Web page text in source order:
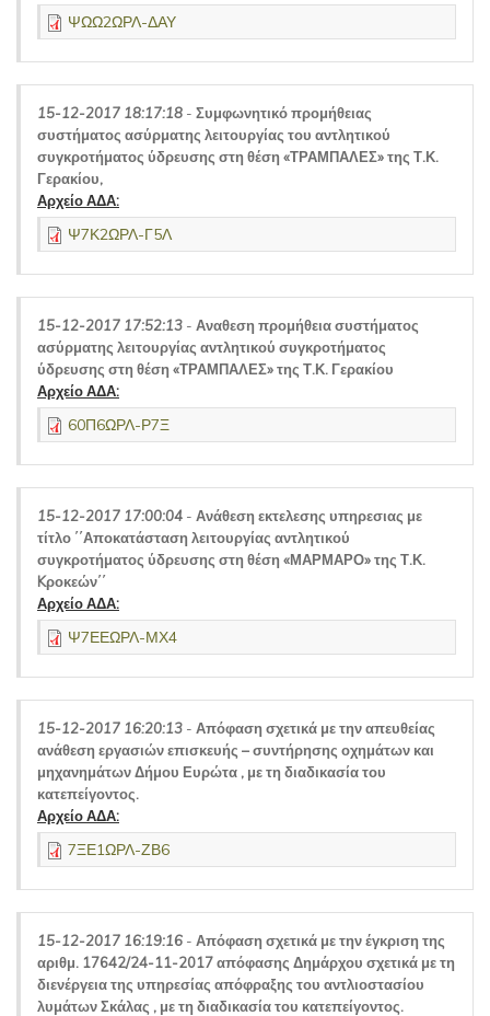
ΨΩΩ2ΩΡΛ-ΔΑΥ
15-12-2017 18:17:18 - Συμφωνητικό προμήθειας
συστήματος ασύρματης λειτουργίας του αντλητικού
συγκροτήματος ύδρευσης στη θέση «ΤΡΑΜΠΑΛΕΣ» της Τ.Κ.
Γερακίου,
Αρχείο ΑΔΑ:
Ψ7Κ2ΩΡΛ-Γ5Λ
15-12-2017 17:52:13 - Αναθεση προμήθεια συστήματος
ασύρματης λειτουργίας αντλητικού συγκροτήματος
ύδρευσης στη θέση «ΤΡΑΜΠΑΛΕΣ» της Τ.Κ. Γερακίου
Αρχείο ΑΔΑ:
60Π6ΩΡΛ-Ρ7Ξ
15-12-2017 17:00:04 - Ανάθεση εκτελεσης υπηρεσιας με
τίτλο ΄΄Αποκατάσταση λειτουργίας αντλητικού
συγκροτήματος ύδρευσης στη θέση «ΜΑΡΜΑΡΟ» της Τ.Κ.
Kροκεών΄΄
Αρχείο ΑΔΑ:
Ψ7ΕΕΩΡΛ-ΜΧ4
15-12-2017 16:20:13 - Απόφαση σχετικά με την απευθείας
ανάθεση εργασιών επισκευής – συντήρησης οχημάτων και
μηχανημάτων Δήμου Ευρώτα , με τη διαδικασία του
κατεπείγοντος.
Αρχείο ΑΔΑ:
7ΞΕ1ΩΡΛ-ΖΒ6
15-12-2017 16:19:16 - Απόφαση σχετικά με την έγκριση της
αριθμ. 17642/24-11-2017 απόφασης Δημάρχου σχετικά με τη
διενέργεια της υπηρεσίας απόφραξης του αντλιοστασίου
λυμάτων Σκάλας , με τη διαδικασία του κατεπείγοντος.